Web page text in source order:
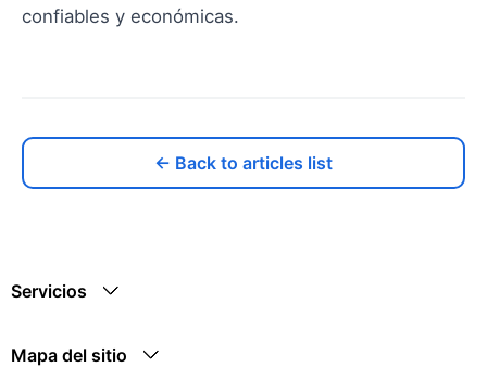
confiables y económicas.
← Back to articles list
Servicios
Mapa del sitio